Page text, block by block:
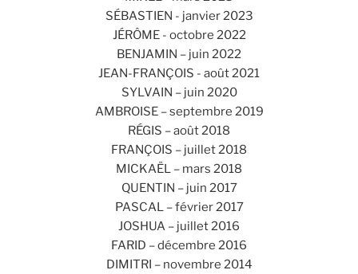
SÉBASTIEN - janvier 2023
JÉRÔME - octobre 2022
BENJAMIN – juin 2022
JEAN-FRANÇOIS - août 2021
SYLVAIN – juin 2020
AMBROISE – septembre 2019
RÉGIS – août 2018
FRANÇOIS – juillet 2018
MICKAËL – mars 2018
QUENTIN – juin 2017
PASCAL – février 2017
JOSHUA – juillet 2016
FARID – décembre 2016
DIMITRI – novembre 2014